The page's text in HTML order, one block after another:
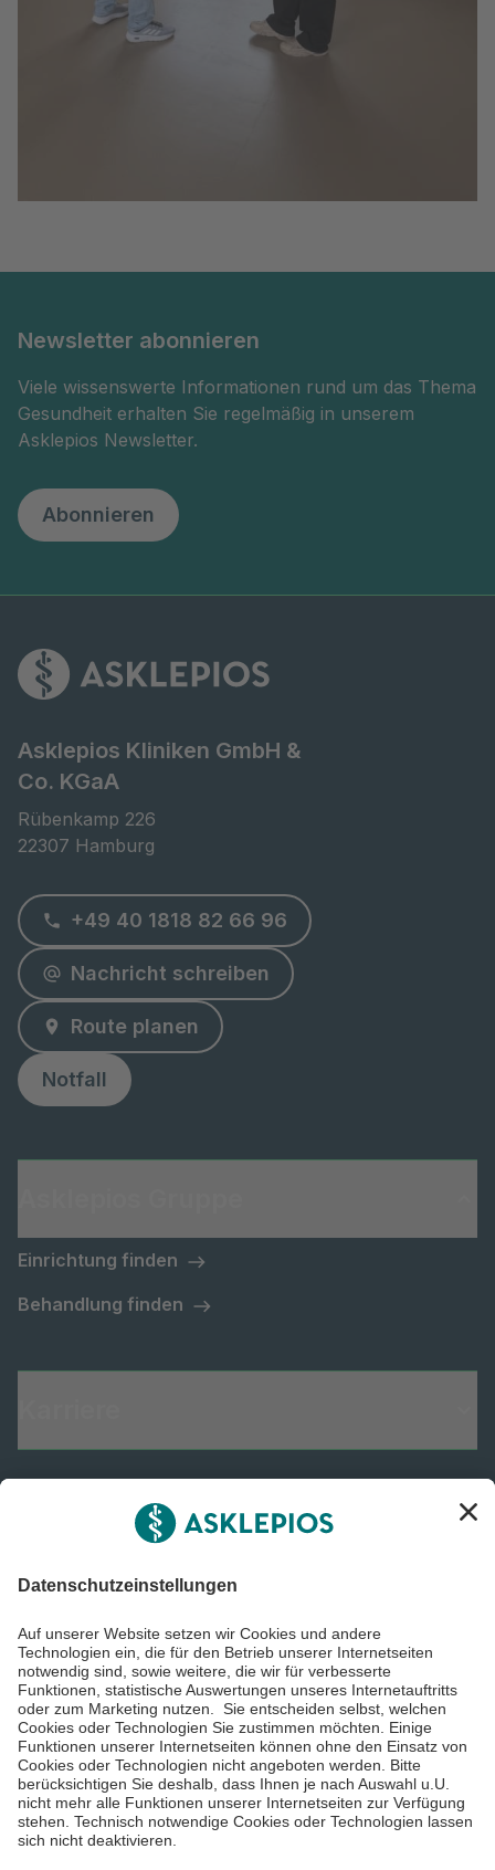
Newsletter abonnieren
Viele wissenswerte Informationen rund um das Thema
Gesundheit erhalten Sie regelmäßig in unserem
Asklepios Newsletter.
Abonnieren
Asklepios Kliniken GmbH &
Co. KGaA
Rübenkamp 226
22307 Hamburg
+49 40 1818 82 66 96
Nachricht schreiben
Route planen
Notfall
Einrichtung finden
Behandlung finden
Informiert bleiben
Impressum
Datenschutzinformationen
Barrierefreiheit